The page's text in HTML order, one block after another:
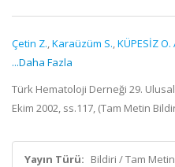
Çetin Z.,Karaüzüm S.,KÜPESİZ O.
...Daha Fazla
Türk Hematoloji Derneği 29.
Ekim 2002, ss.117, (Tam Metin
Yayın Türü: Bildiri / Tam